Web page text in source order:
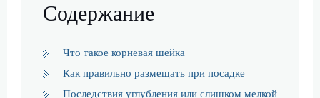
Содержание
Что такое корневая шейка
Как правильно размещать при посадке
Последствия углубления или слишком мелкой